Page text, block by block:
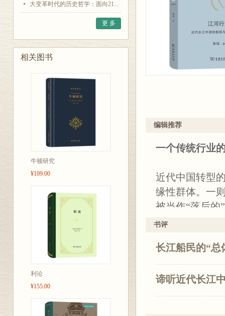
大变革时代的历史哲学：面向21...
更 多
相关图书
牛顿研究
¥109.00
利论
¥155.00
编辑推荐
一个传统行业
近代中国转型
缘性群体。一
被当作“落后的
当然，先进的
不安定因素，
低，无法形成
民船航运业和
会群体。当我
书评
长江船民的“总
谛听近代长江